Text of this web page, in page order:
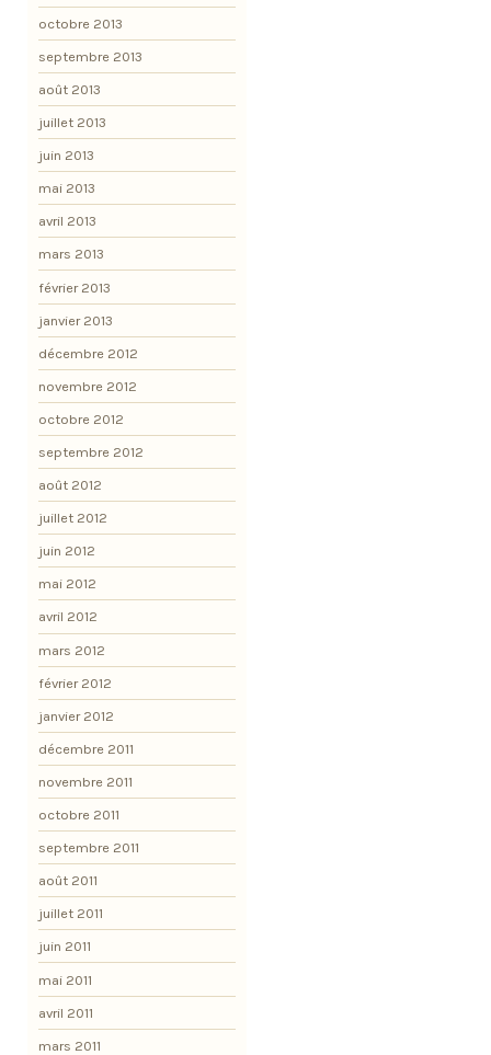
octobre 2013
septembre 2013
août 2013
juillet 2013
juin 2013
mai 2013
avril 2013
mars 2013
février 2013
janvier 2013
décembre 2012
novembre 2012
octobre 2012
septembre 2012
août 2012
juillet 2012
juin 2012
mai 2012
avril 2012
mars 2012
février 2012
janvier 2012
décembre 2011
novembre 2011
octobre 2011
septembre 2011
août 2011
juillet 2011
juin 2011
mai 2011
avril 2011
mars 2011